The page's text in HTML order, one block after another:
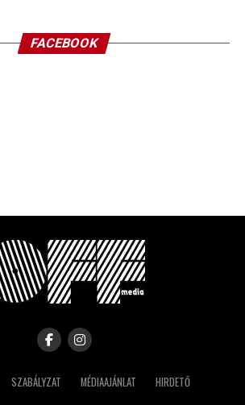
FACEBOOK
SZABÁLYZAT MÉDIAAJÁNLAT HIRDETŐ